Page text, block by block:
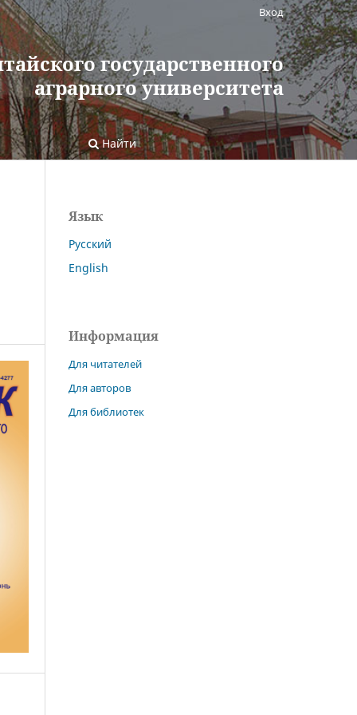
государственного
аграрного университета
Найти
Вход
Язык
Русский
English
Информация
Для читателей
Для авторов
Для библиотек